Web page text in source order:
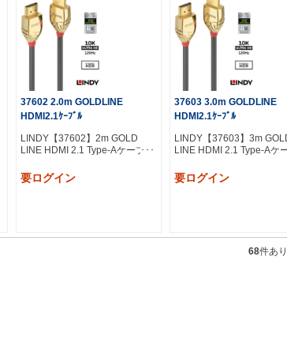
37602 2.0m GOLDLINE
HDMI2.1ｹｰﾌﾞﾙ
LINDY【37602】2m GOLD
LINE HDMI 2.1 Type-Aケーブル
要ログイン
37603 3.0m GOLDLINE
HDMI2.1ｹｰﾌﾞﾙ
LINDY【37603】3m
LINE HDMI 2.1 Type-Aケ
要ログイン
68件あ